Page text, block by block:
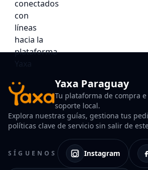
Yaxa Paraguay
Tu plataforma de compra
soporte local.
Explora nuestras guías, gestiona tus
políticas clave de servicio sin salir de
SÍGUENOS Instagram